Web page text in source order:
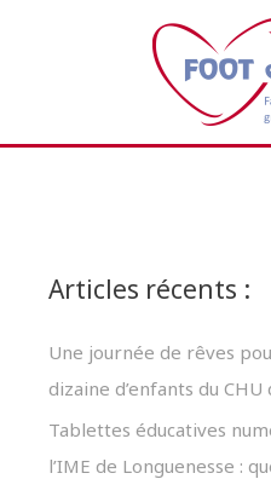
Articles récents :
Une journée de rêves
dizaine d’enfants du CHU
Tablettes éducatives
l’IME de Longuenesse :